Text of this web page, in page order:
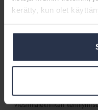
kerätty, kun olet
Antaa asunto-osakeyhtiön
tehtävän hoitamiseksi ja
aineistoon sekä päätös- ja
Tunnistaa, mitkä ovat
ja hallituksen kanssa
erilaiset tarpeet. Sopii
Suhtautuu myötämielisesti
viestintätekniikan